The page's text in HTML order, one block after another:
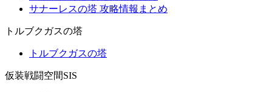
サナーレスの塔 攻略情報まとめ
トルブクガスの塔
トルブクガスの塔
仮装戦闘空間SIS